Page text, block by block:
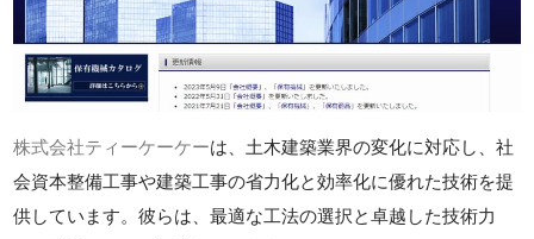
株式会社ティーケーケーは、土木建築業界の変化に対応し、社
会資本整備工事や建築工事の省力化と効率化に優れた技術を提
供しています。彼らは、最適な工法の選択と卓越した技術力